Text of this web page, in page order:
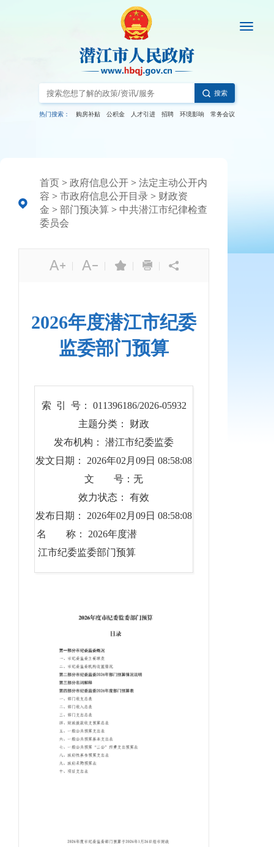
搜索
热门搜索： 购房补贴 公积金 人才引进 招聘 环境影响 常务会议
首页 > 政府信息公开 > 法定主动公开内
容 > 市政府信息公开目录 > 财政资
金 > 部门预决算 > 中共潜江市纪律检查
委员会
| | | |
2026年度潜江市纪委
监委部门预算
索 引 号： 011396186/2026-05932
主题分类： 财政
发布机构： 潜江市纪委监委
发文日期： 2026年02月09日 08:58:08
文 号：无
效力状态： 有效
发布日期： 2026年02月09日 08:58:08
名 称： 2026年度潜
江市纪委监委部门预算